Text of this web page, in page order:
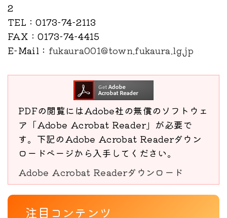
2
TEL ：0173-74-2113
FAX ：0173-74-4415
E-Mail ： fukaura001@town.fukaura.lg.jp
PDFの閲覧にはAdobe社の無償のソフトウェ
ア「Adobe Acrobat Reader」が必要で
す。下記のAdobe Acrobat Readerダウン
ロードページから入手してください。
Adobe Acrobat Readerダウンロード
注目コンテンツ